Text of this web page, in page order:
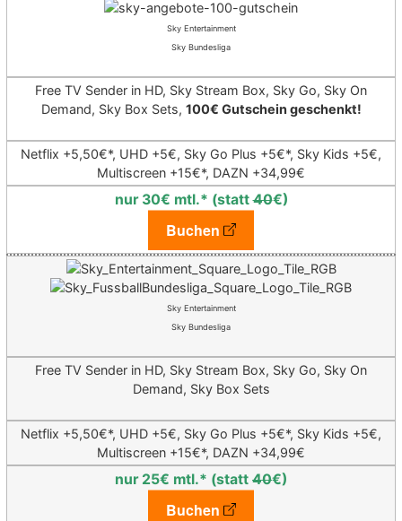
Sky Entertainment
Sky Bundesliga
Free TV Sender in HD, Sky Stream Box, Sky Go, Sky On
Demand, Sky Box Sets, 100€ Gutschein geschenkt!
Netflix +5,50€*, UHD +5€, Sky Go Plus +5€*, Sky Kids +5€,
Multiscreen +15€*, DAZN +34,99€
nur 30€ mtl.* (statt40€)
Buchen
Sky Entertainment
Sky Bundesliga
Free TV Sender in HD, Sky Stream Box, Sky Go, Sky On
Demand, Sky Box Sets
Netflix +5,50€*, UHD +5€, Sky Go Plus +5€*, Sky Kids +5€,
Multiscreen +15€*, DAZN +34,99€
nur 25€ mtl.* (statt 40€)
Buchen